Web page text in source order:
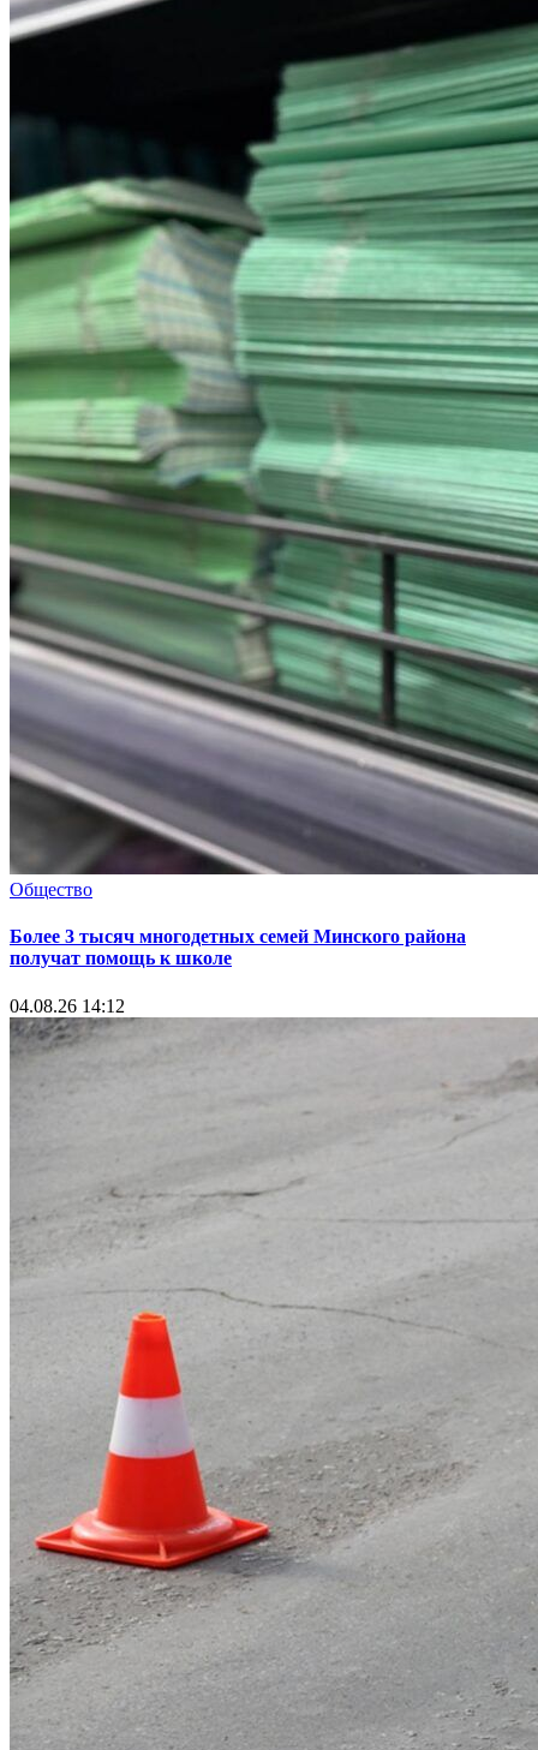
Общество
Более 3 тысяч многодетных семей Минского района
получат помощь к школе
04.08.26 14:12